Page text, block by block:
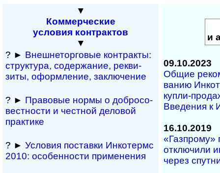
▼
Коммерческие
условия контрактов
▼
? ► Внешнеторговые кон­т­рак­ты:
струк­тура, содер­жа­ние, рек­ви­
зиты, офо­р­м­ле­ние, зак­лю­чение
? ► Правовые нормы о доб­ро­со­
вест­но­сти и чест­ной дело­вой
прак­тике
? ► Условия поста­вки Инко­термс
2010: осо­бен­нос­ти при­ме­нения
и
09.10.2023
Общие
ва­нию
куп­ли-­
Вве­де­ния к
16.10.2019
«Газпрому»
отключили
через